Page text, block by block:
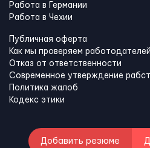
Работа в Германии
Работа в Чехии
Публичная оферта
Как мы проверяем работодателей
Отказ от ответственности
Современное утверждение
Политика жалоб
Кодекс этики
Добавить резюме